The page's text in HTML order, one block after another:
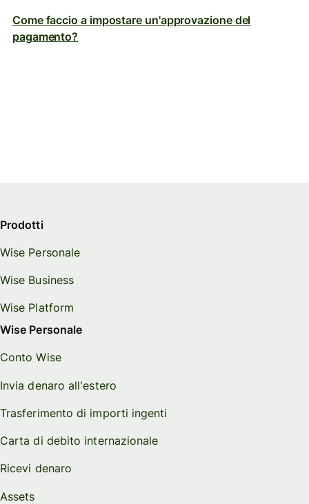
Come faccio a impostare un'approvazione del
pagamento?
Prodotti
Wise Personale
Wise Business
Wise Platform
Wise Personale
Conto Wise
Invia denaro all'estero
Trasferimento di importi ingenti
Carta di debito internazionale
Ricevi denaro
Assets